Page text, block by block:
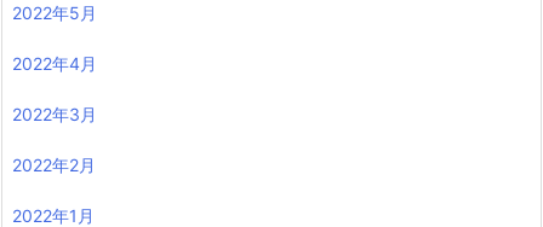
2022年5月
2022年4月
2022年3月
2022年2月
2022年1月